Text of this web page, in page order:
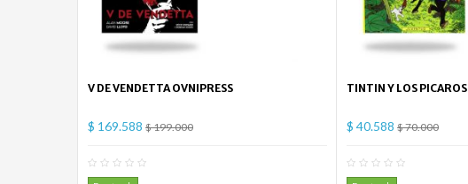
V DE VENDETTA OVNIPRESS
$ 169.588 $ 199.000
TINTIN Y LOS PICAROS
$ 40.588 $ 70.000